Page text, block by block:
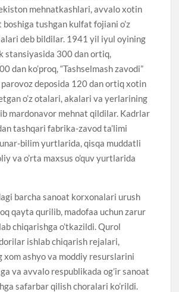
mehnatkashlari, avvalo xotin
tushgan kulfat fojiani o’z
deb bildilar. 1941 yil iyul oyining
stansiyasida 300 dan ortiq,
dan ko’proq, “Tashselmash zavodi”
deposida 120 dan ortiq xotin
o’z otalari, akalari va yerlarining
mardonavor mehnat qildilar. Kadrlar
tashqari fabrika-zavod ta’limi
bilim yurtlarida, qisqa muddatli
va o’rta maxsus o’quv yurtlarida
barcha sanoat korxonalari urush
qayta qurilib, madofaa uchun zarur
chiqarishga o’tkazildi. Qurol
dorilar ishlab chiqarish rejalari,
xom ashyo va moddiy resurslarini
va avvalo respublikada og’ir sanoat
safarbar qilish choralari ko’rildi.